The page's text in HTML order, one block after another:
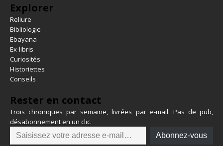
Explorer
Reliure
Bibliologie
Ebayana
Ex-libris
Curiosités
Historiettes
Conseils
Rester en contact
Trois chroniques par semaine, livrées par e-mail. Pas de pub,
désabonnement en un clic.
Abonnez-vous